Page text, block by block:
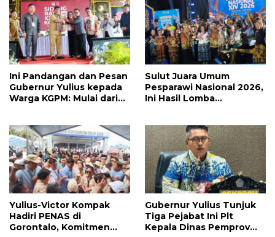
Ini Pandangan dan Pesan
Gubernur Yulius kepada
Warga KGPM: Mulai dari
Sulut Juara Umum
Pesparawi Nasional 2026,
Ini Hasil Lomba
Yulius-Victor Kompak
Hadiri PENAS di
Gorontalo, Komitmen
Gubernur Yulius Tunjuk
Tiga Pejabat Ini Plt
Kepala Dinas Pemprov